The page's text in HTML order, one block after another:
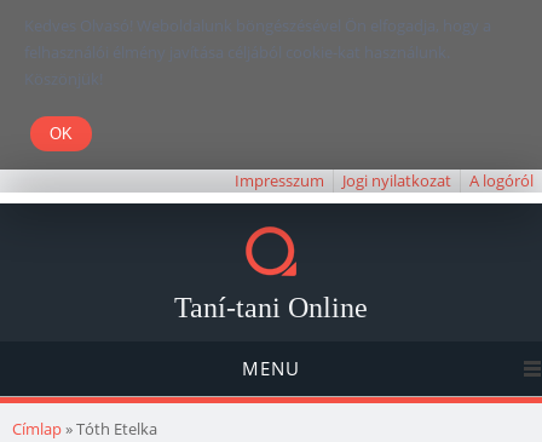
Kedves Olvasó! Weboldalunk böngészésével Ön elfogadja, hogy a
felhasználói élmény javítása céljából cookie-kat használunk.
Köszönjük!
Impresszum Jogi nyilatkozat A logóról
Taní-tani Online
MENU
Jelenlegi hely
Címlap» Tóth Etelka